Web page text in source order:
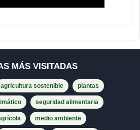
MÁS VISITADAS
agricultura sostenible plantas
seguridad alimentaria
medio ambiente